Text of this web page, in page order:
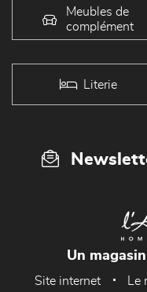
Meubles de
complément
Literie
Un
Site internet